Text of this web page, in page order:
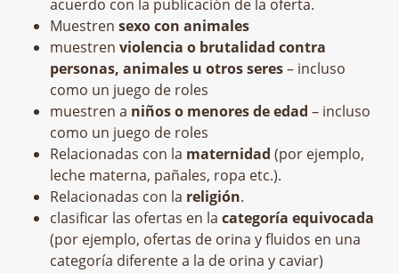
acuerdo con la publicación de la oferta.
Muestren sexo con animales
muestren violencia o brutalidad contra
personas, animales u otros seres– incluso
como un juego de roles
muestren a niños o menores de edad – incluso
como un juego de roles
Relacionadas con la maternidad (por ejemplo,
leche materna, pañales, ropa etc.).
Relacionadas con la religión.
clasificar las ofertas en la categoría equivocada
(por ejemplo, ofertas de orina y fluidos en una
categoría diferente a la de orina y caviar)